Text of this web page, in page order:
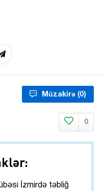
Müzakirə (0)
0
İzmirdə təbliğ